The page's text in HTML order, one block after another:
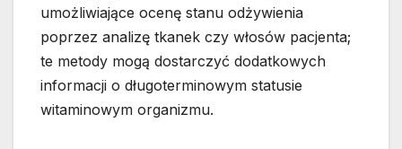
umożliwiające ocenę stanu odżywienia
poprzez analizę tkanek czy włosów pacjenta;
te metody mogą dostarczyć dodatkowych
informacji o długoterminowym statusie
witaminowym organizmu.